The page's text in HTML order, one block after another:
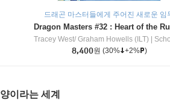
드래곤 마스터들에게 주어진 새로운 임
Tracey West/ Graham Howells (ILT)
8,400원 (30% +2% )
이라는 세계